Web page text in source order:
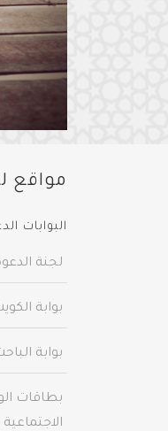
مواقع
البوابات
لجنة
بوابة
بوابة
بطاقات
الاجتماعية